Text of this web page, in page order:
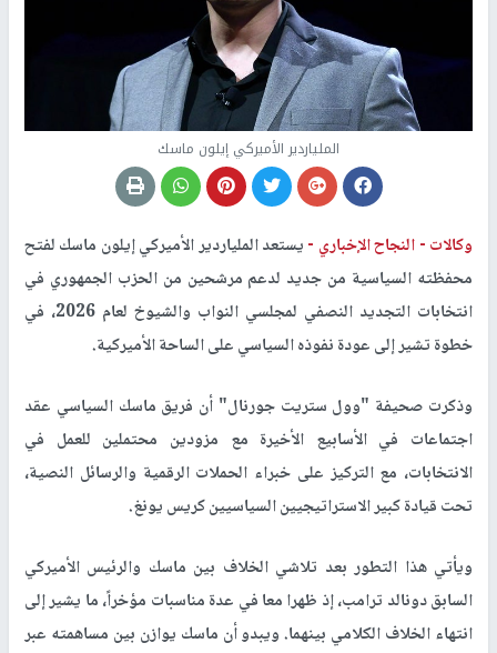
الملياردير الأميركي إيلون ماسك
وكالات -النجاح الإخباري -يستعد الملياردير الأميركي إيلون ماسك لفتح
محفظته السياسية من جديد لدعم مرشحين من الحزب الجمهوري في
انتخابات التجديد النصفي لمجلسي النواب والشيوخ لعام 2026، في
خطوة تشير إلى عودة نفوذه السياسي على الساحة الأميركية.
وذكرت صحيفة "وول ستريت جورنال" أن فريق ماسك السياسي عقد
اجتماعات في الأسابيع الأخيرة مع مزودين محتملين للعمل في
الانتخابات، مع التركيز على خبراء الحملات الرقمية والرسائل النصية،
تحت قيادة كبير الاستراتيجيين السياسيين كريس يونغ.
ويأتي هذا التطور بعد تلاشي الخلاف بين ماسك والرئيس الأميركي
السابق دونالد ترامب، إذ ظهرا معا في عدة مناسبات مؤخراً، ما يشير إلى
انتهاء الخلاف الكلامي بينهما. ويبدو أن ماسك يوازن بين مساهمته عبر